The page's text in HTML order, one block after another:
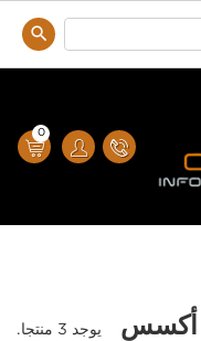
0
أكسس يوجد 3 منتجا.